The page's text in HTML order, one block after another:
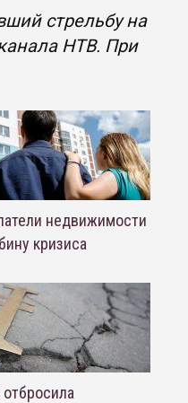
стрельбу на
НТВ. При
недвижимости
кризиса